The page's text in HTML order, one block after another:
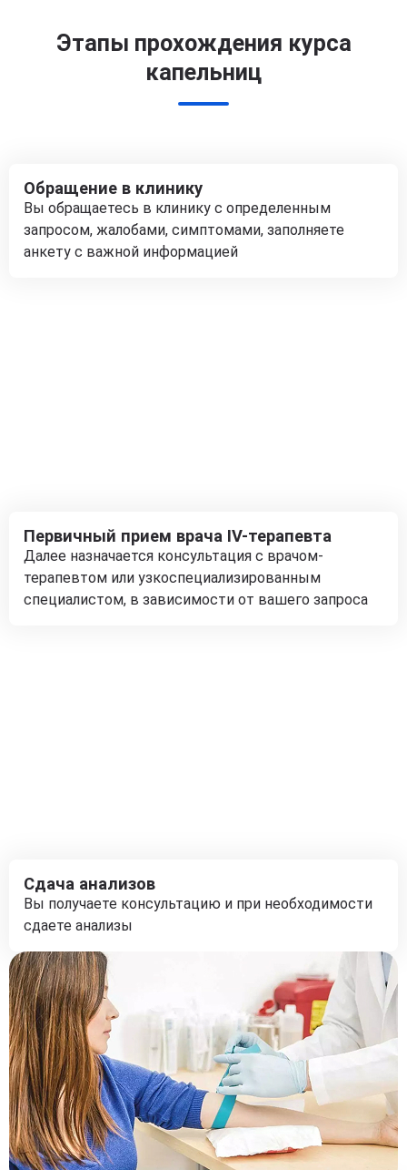
Этапы прохождения курса
капельниц
Обращение в клинику
Вы обращаетесь в клинику с определенным
запросом, жалобами, симптомами, заполняете
анкету с важной информацией
Первичный прием врача IV-терапевта
Далее назначается консультация с врачом-
терапевтом или узкоспециализированным
специалистом, в зависимости от вашего запроса
Сдача анализов
Вы получаете консультацию и при необходимости
сдаете анализы